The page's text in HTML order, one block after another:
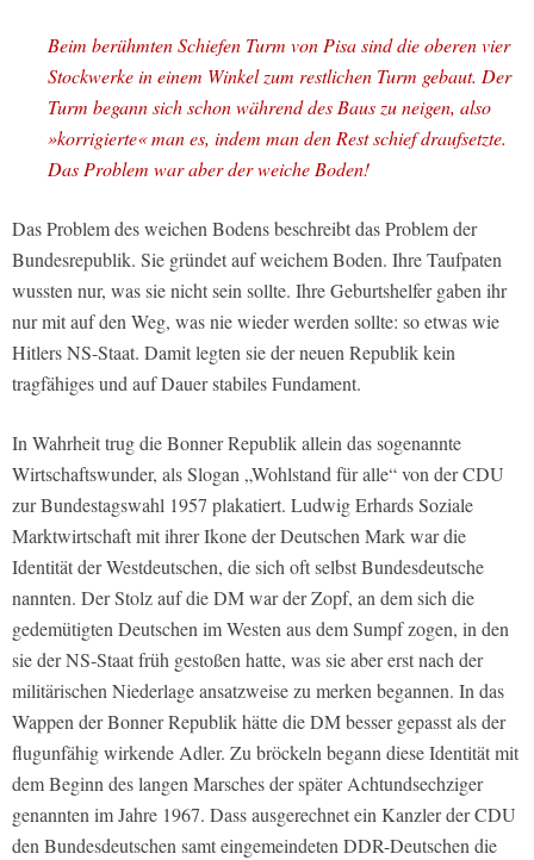
Beim berühmten Schiefen Turm von Pisa sind die oberen vier
Stockwerke in einem Winkel zum restlichen Turm gebaut. Der
Turm begann sich schon während des Baus zu neigen, also
»korrigierte« man es, indem man den Rest schief draufsetzte.
Das Problem war aber der weiche Boden!
Das Problem des weichen Bodens beschreibt das Problem der
Bundesrepublik. Sie gründet auf weichem Boden. Ihre Taufpaten
wussten nur, was sie nicht sein sollte. Ihre Geburtshelfer gaben ihr
nur mit auf den Weg, was nie wieder werden sollte: so etwas wie
Hitlers NS-Staat. Damit legten sie der neuen Republik kein
tragfähiges und auf Dauer stabiles Fundament.
In Wahrheit trug die Bonner Republik allein das sogenannte
Wirtschaftswunder, als Slogan „Wohlstand für alle“ von der CDU
zur Bundestagswahl 1957 plakatiert. Ludwig Erhards Soziale
Marktwirtschaft mit ihrer Ikone der Deutschen Mark war die
Identität der Westdeutschen, die sich oft selbst Bundesdeutsche
nannten. Der Stolz auf die DM war der Zopf, an dem sich die
gedemütigten Deutschen im Westen aus dem Sumpf zogen, in den
sie der NS-Staat früh gestoßen hatte, was sie aber erst nach der
militärischen Niederlage ansatzweise zu merken begannen. In das
Wappen der Bonner Republik hätte die DM besser gepasst als der
flugunfähig wirkende Adler. Zu bröckeln begann diese Identität mit
dem Beginn des langen Marsches der später Achtundsechziger
genannten im Jahre 1967. Dass ausgerechnet ein Kanzler der CDU
den Bundesdeutschen samt eingemeindeten DDR-Deutschen die